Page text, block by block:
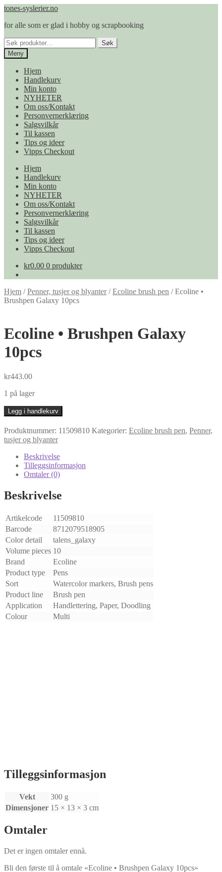
Hopp
navigasjon
Hopp
innhold
tones-syslerier.no
for alle som er glad i hobby og scrapbooking
Søk
etter:
Søk
Meny
Hjem
Handlekurv
Min konto
NYHETER
Om oss/Kontakt
Personvernerklæring
Salgsvilkår
Til kassen
Tips og ideer
Vipps Checkout
Hjem
Handlekurv
Min konto
NYHETER
Om oss/Kontakt
Personvernerklæring
Salgsvilkår
Til kassen
Tips og ideer
Vipps Checkout
kr0.00 0 produkter
Hjem /Penner, tusjer og blyanter/Ecoline brush pen /Ecoline •
Brushpen Galaxy 10pcs
Ecoline • Brushpen Galaxy
10pcs
kr443.00
1 på lager
Ecoline
•
Brushpen
Galaxy
10pcs
antall
Legg i handlekurv
Produktnummer: 11509810 Kategorier: Ecoline brush pen, Penner,
tusjer og blyanter
Beskrivelse
Tilleggsinformasjon
Omtaler (0)
Beskrivelse
Artikelcode
11509810
Barcode
8712079518905
Color detail
talens_galaxy
Volume pieces 10
Brand
Ecoline
Product type
Pens
Sort
Watercolor markers, Brush pens
Product line
Brush pen
Application
Handlettering, Paper, Doodling
Colour
Multi
Tilleggsinformasjon
Vekt
300 g
Dimensjoner 15 × 13 × 3 cm
Omtaler
Det er ingen omtaler ennå.
Bli den første til å omtale «Ecoline • Brushpen Galaxy 10pcs»